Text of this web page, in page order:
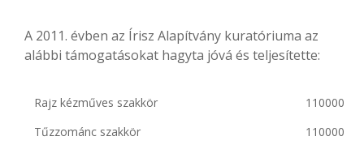
A 2011. évben az Írisz Alapítvány kuratóriuma az
alábbi támogatásokat hagyta jóvá és teljesítette:
Rajz kézműves szakkör
110000
Tűzzománc szakkör
110000